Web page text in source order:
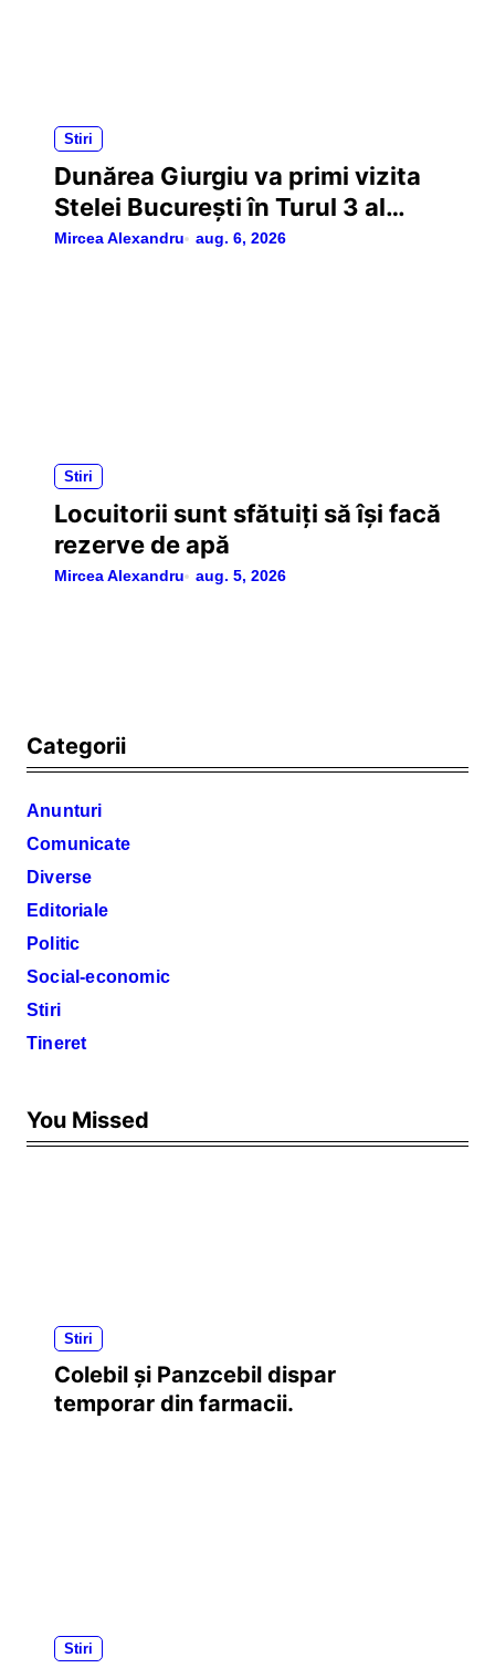
Stiri
Dunărea Giurgiu va primi vizita
Stelei București în Turul 3 al
Cupei României
Mircea Alexandru aug. 6, 2026
Stiri
Locuitorii sunt sfătuiți să își facă
rezerve de apă
Mircea Alexandru aug. 5, 2026
Categorii
Anunturi
Comunicate
Diverse
Editoriale
Politic
Social-economic
Stiri
Tineret
You Missed
Stiri
Colebil și Panzcebil dispar
temporar din farmacii.
Stiri